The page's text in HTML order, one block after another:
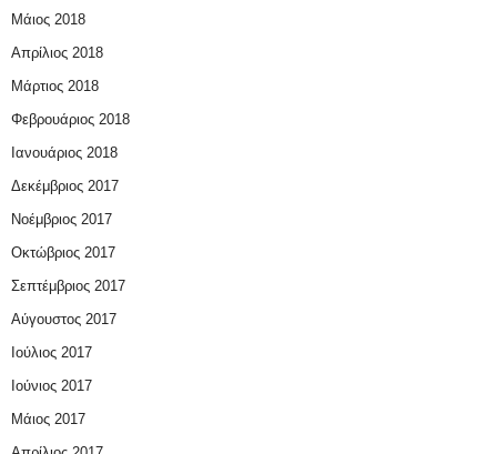
Μάιος 2018
Απρίλιος 2018
Μάρτιος 2018
Φεβρουάριος 2018
Ιανουάριος 2018
Δεκέμβριος 2017
Νοέμβριος 2017
Οκτώβριος 2017
Σεπτέμβριος 2017
Αύγουστος 2017
Ιούλιος 2017
Ιούνιος 2017
Μάιος 2017